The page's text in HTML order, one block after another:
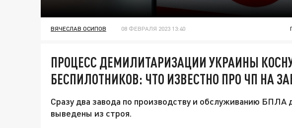
ВЯЧЕСЛАВ ОСИПОВ 08 ФЕВРАЛЯ 2023 13:40
ПРОЦЕСС ДЕМИЛИТАРИЗАЦИИ УКРАИНЫ
БЕСПИЛОТНИКОВ: ЧТО ИЗВЕСТНО ПРО ЧП НА
Сразу два завода по производству и обслуживанию БПЛА
выведены из строя.